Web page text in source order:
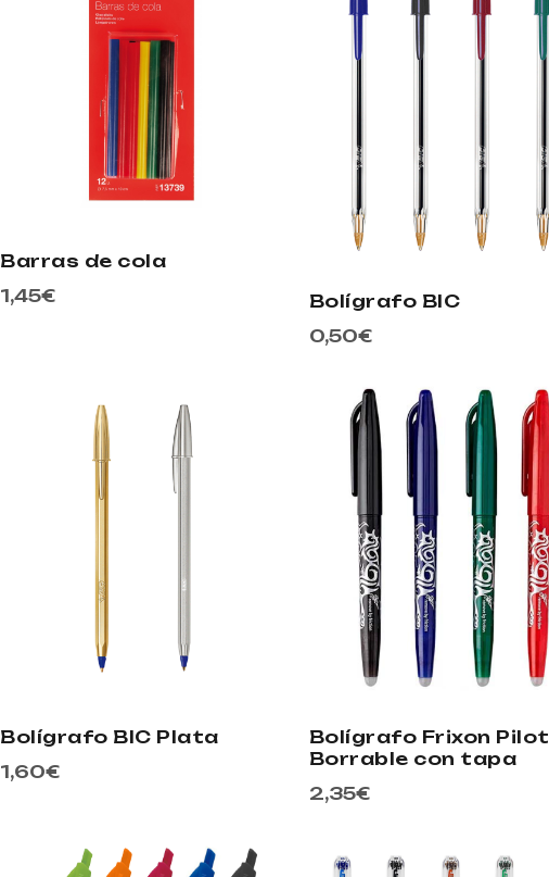
Barras de cola
1,45€
Bolígrafo BIC
0,50€
Bolígrafo BIC Plata
1,60€
Bolígrafo Frixon Pilot
Borrable con tapa
2,35€